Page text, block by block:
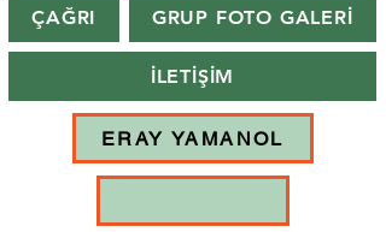
ÇAĞRI GRUP FOTO GALERİ
İLETİŞİM
ERAY YAMANOL